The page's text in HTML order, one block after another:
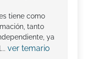
tiene como
tanto
ya
ver temario